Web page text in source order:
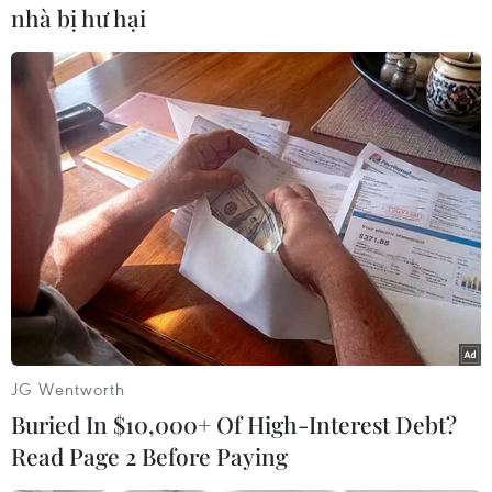
Trần Ngọc Vũ với hình ảnh "hotboy" trong đêm
chung kết. (Ảnh: BTC)
Cô gái đến từ Thanh Hóa vừa tròn 18 tuổi Thanh
Huyền-thí sinh có điểm cao thứ hai-đã có phần
trình diễn kết lại đêm thi ấn tượng. Phong cách
trẻ trung và giọng hát phóng khoáng, khỏe
khoắn, Thanh Huyền thể hiện"Và em sẽ quên"
với cảm xúc dạt dào, rung động. Thêm đó, cô lại
thể hiện cái tôi của mình trong từng ca từ trong
"I love music"với phong cách cực kỳ gợi cảm,
cuốn hút. Thanh Huyền được đánh giá là một
nhà bị hư hại
JG Wentworth
Buried In $10,000+ Of High-Interest Debt?
Read Page 2 Before Paying